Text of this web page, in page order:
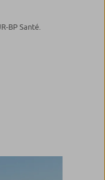
BP Santé.